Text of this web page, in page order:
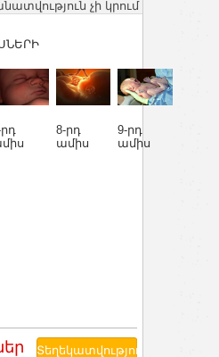
չի կրում
րդ
8-րդ
ամիս
9-րդ
ամիս